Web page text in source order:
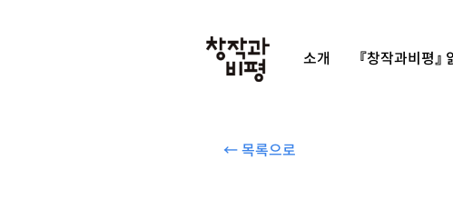
소개 『창작과비평』
← 목록으로